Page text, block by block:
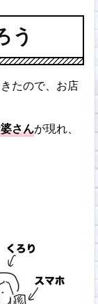
う
たので、お店
さんが現れ、